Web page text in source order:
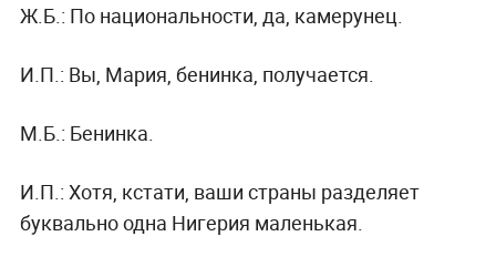
Ж.Б.: По национальности, да, камерунец.
И.П.: Вы, Мария, бенинка, получается.
М.Б.: Бенинка.
И.П.: Хотя, кстати, ваши страны разделяет
буквально одна Нигерия маленькая.